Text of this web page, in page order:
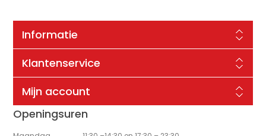
Informatie
Klantenservice
Mijn account
Openingsuren